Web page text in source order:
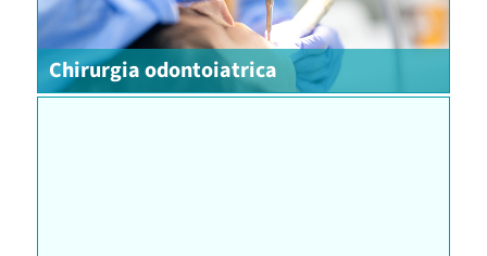
Chirurgia odontoiatrica